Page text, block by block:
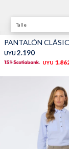
Talle
PANTALÓN
UYU 2.190
UYU